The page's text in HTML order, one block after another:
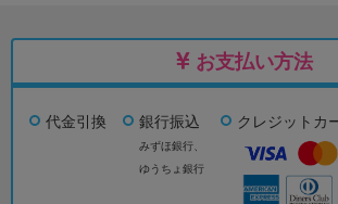
お支払い方法
代金引換 銀行振込
みずほ銀行、
ゆうちょ銀行
クレジットカ